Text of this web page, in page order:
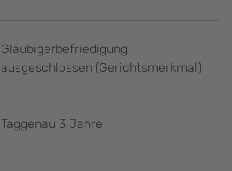
Gläubigerbefriedigung
ausgeschlossen (Gerichtsmerkmal)
Taggenau 3 Jahre